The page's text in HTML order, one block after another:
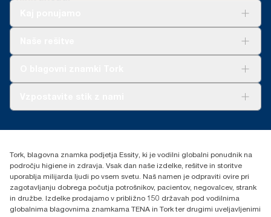
Essity Hungary Kft. Professional Hygiene
Budakeszi út 51.
Tork, blagovna znamka podjetja Essity, ki je vodilni globalni ponudnik na
področju higiene in zdravja. Vsak dan naše izdelke, rešitve in storitve
uporablja milijarda ljudi po vsem svetu. Naš namen je odpraviti ovire pri
zagotavljanju dobrega počutja potrošnikov, pacientov, negovalcev, strank
in družbe. Izdelke prodajamo v približno 150 državah pod vodilnima
globalnima blagovnima znamkama TENA in Tork ter drugimi uveljavljenimi